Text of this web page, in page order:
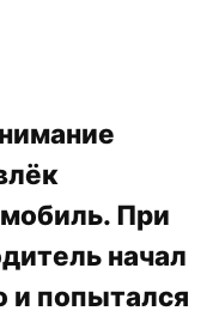
При
начал
и попытался